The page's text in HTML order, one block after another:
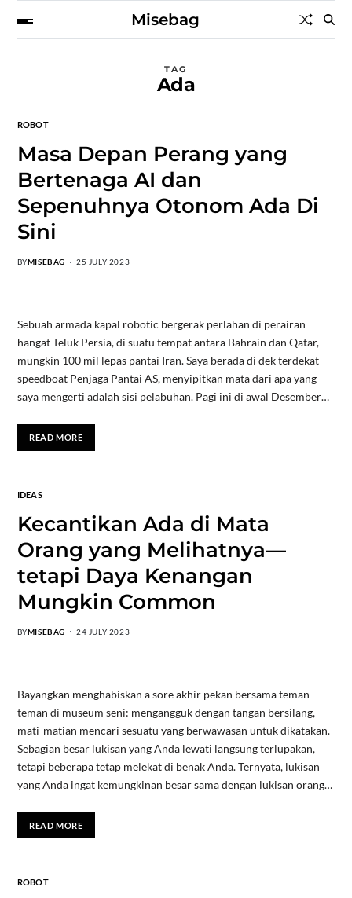
Misebag
TAG
Ada
ROBOT
Masa Depan Perang yang
Bertenaga AI dan
Sepenuhnya Otonom Ada Di
Sini
BYMISEBAG 25 JULY 2023
Sebuah armada kapal robotic bergerak perlahan di perairan
hangat Teluk Persia, di suatu tempat antara Bahrain dan Qatar,
mungkin 100 mil lepas pantai Iran. Saya berada di dek terdekat
speedboat Penjaga Pantai AS, menyipitkan mata dari apa yang
saya mengerti adalah sisi pelabuhan. Pagi ini di awal Desember…
READ MORE
IDEAS
Kecantikan Ada di Mata
Orang yang Melihatnya—
tetapi Daya Kenangan
Mungkin Common
BYMISEBAG 24 JULY 2023
Bayangkan menghabiskan a sore akhir pekan bersama teman-
teman di museum seni: mengangguk dengan tangan bersilang,
mati-matian mencari sesuatu yang berwawasan untuk dikatakan.
Sebagian besar lukisan yang Anda lewati langsung terlupakan,
tetapi beberapa tetap melekat di benak Anda. Ternyata, lukisan
yang Anda ingat kemungkinan besar sama dengan lukisan orang…
READ MORE
ROBOT